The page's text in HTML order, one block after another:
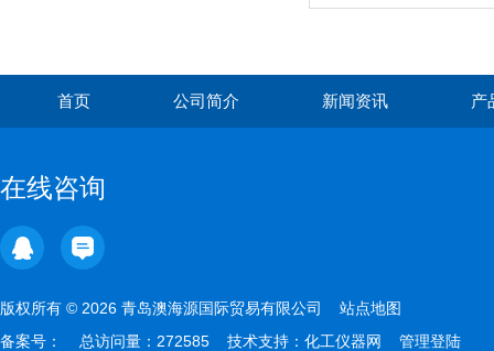
首页 公司简介 新闻资讯 产
在线咨询
版权所有 © 2026 青岛澳海源国际贸易有限公司 站点地图
备案号：
总访问量：272585 技术支持： 化工仪器网 管理登陆